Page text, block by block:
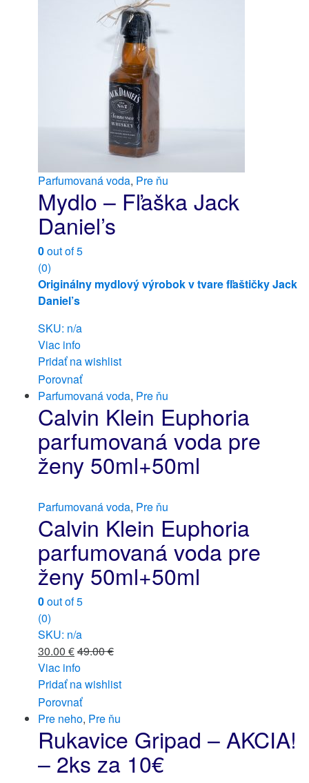
Parfumovaná voda, Pre ňu
Mydlo – Fľaška Jack
Daniel’s
0out of 5
(0)
Originálny mydlový výrobok v tvare fľaštičky Jack
Daniel’s
SKU: n/a
Viac info
Pridať na wishlist
Porovnať
Parfumovaná voda, Pre ňu
Calvin Klein Euphoria
parfumovaná voda pre
ženy 50ml+50ml
Parfumovaná voda, Pre ňu
Calvin Klein Euphoria
parfumovaná voda pre
ženy 50ml+50ml
0out of 5
(0)
SKU: n/a
30.00 €49.00€
Viac info
Pridať na wishlist
Porovnať
Pre neho, Pre ňu
Rukavice Gripad – AKCIA!
– 2ks za 10€